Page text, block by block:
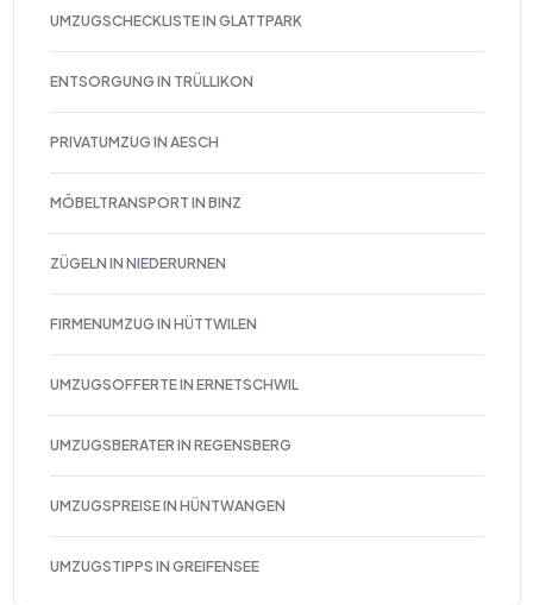
UMZUGSCHECKLISTE IN GLATTPARK
ENTSORGUNG IN TRÜLLIKON
PRIVATUMZUG IN AESCH
MÖBELTRANSPORT IN BINZ
ZÜGELN IN NIEDERURNEN
FIRMENUMZUG IN HÜTTWILEN
UMZUGSOFFERTE IN ERNETSCHWIL
UMZUGSBERATER IN REGENSBERG
UMZUGSPREISE IN HÜNTWANGEN
UMZUGSTIPPS IN GREIFENSEE